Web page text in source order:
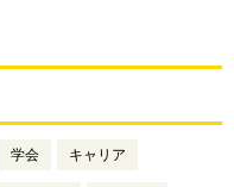
学会 キャリア